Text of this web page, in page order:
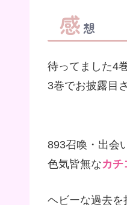
感想
待ってました4
3巻でお披露目
893召喚・出会
色気皆無なカチ
ヘビーな過去